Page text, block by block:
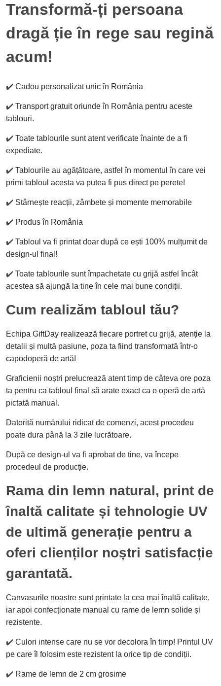
Transformă-ți persoana
dragă ție în rege sau regină
acum!
✔️ Cadou personalizat unic în România
✔️ Transport gratuit oriunde în România pentru aceste
tablouri.
✔️ Toate tablourile sunt atent verificate înainte de a fi
expediate.
✔️ Tablourile au agățătoare, astfel în momentul în care vei
primi tabloul acesta va putea fi pus direct pe perete!
✔️ Stârnește reacții, zâmbete și momente memorabile
✔️ Produs în România
✔️ Tabloul va fi printat doar după ce ești 100% mulțumit de
design-ul final!
✔️ Toate tablourile sunt împachetate cu grijă astfel încât
acestea să ajungă la tine în cele mai bune condiții.
Cum realizăm tabloul tău?
Echipa GiftDay realizează fiecare portret cu grijă, atenție la
detalii și multă pasiune, poza ta fiind transformată într-o
capodoperă de artă!
Graficienii noștri prelucrează atent timp de câteva ore poza
ta pentru ca tabloul final să arate exact ca o operă de artă
pictată manual.
Datorită numărului ridicat de comenzi, acest procedeu
poate dura până la 3 zile lucrătoare.
După ce design-ul va fi aprobat de tine, va începe
procedeul de producție.
Rama din lemn natural, print de
înaltă calitate și tehnologie UV
de ultimă generație pentru a
oferi clienților noștri satisfacție
garantată.
Canvasurile noastre sunt printate la cea mai înaltă calitate,
iar apoi confecționate manual cu rame de lemn solide și
rezistente.
✔️ Culori intense care nu se vor decolora în timp! Printul UV
pe care îl folosim este rezistent la orice tip de condiții.
✔️ Rame de lemn de 2 cm grosime